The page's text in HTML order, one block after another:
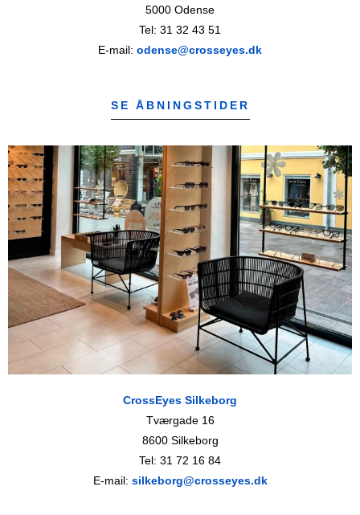
5000 Odense
Tel: 31 32 43 51
E-mail: odense@crosseyes.dk
SE ÅBNINGSTIDER
CrossEyes Silkeborg
Tværgade 16
8600 Silkeborg
Tel: 31 72 16 84
E-mail: silkeborg@crosseyes.dk